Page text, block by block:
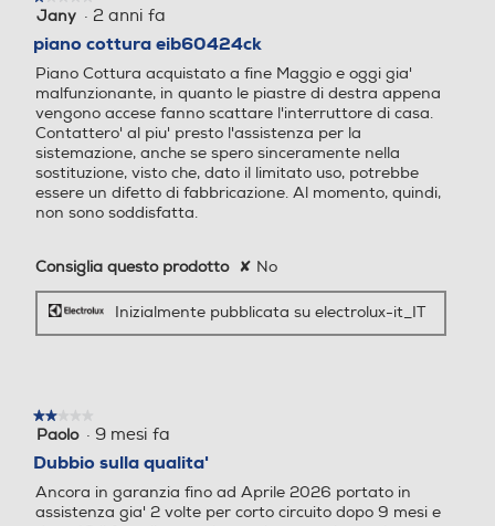
Spie calore residuo Spie calore residuo
Timer Timer
Larghezza-mm Larghezza-mm
1
5
stelle.
Jany · 2 anni fa
piano cottura eib60424ck
Piano Cottura acquistato a fine Maggio e oggi gia'
malfunzionante, in quanto le piastre di destra appena
vengono accese fanno scattare l'interruttore di casa.
Contattero' al piu' presto l'assistenza per la
sistemazione, anche se spero sinceramente nella
sostituzione, visto che, dato il limitato uso, potrebbe
essere un difetto di fabbricazione. Al momento, quindi,
non sono soddisfatta.
Consiglia questo prodotto ✘ No
Inizialmente pubblicata su electrolux-it_IT
★★★★★
★★★★★
2
stelle.
Paolo · 9 mesi fa
Dubbio sulla qualita'
Ancora in garanzia fino ad Aprile 2026 portato in
assistenza gia' 2 volte per corto circuito dopo 9 mesi e